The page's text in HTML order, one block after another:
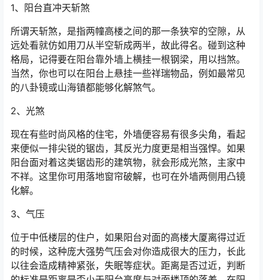
1、阳台直冲天斩煞
所谓天斩煞，是指两幢高楼之间的那一条狭窄的空隙，从
远处看就仿如用刀从半空斩成两半，故此得名。碰到这种
格局，记得要在阳台靠外墙上横挂一根钢梁，用以挡煞。
当然，你也可以在阳台上悬挂一些祥瑞物品，例如最常见
的八卦镜或山海镇都能够化解煞气。
2、光煞
现在有些时尚风格的住宅，外墙便容易有很多尖角，看起
来便似一排尖锐的锯齿，其反光力度更是相当强悍。如果
阳台面对着这类锯齿形的建筑物，就会形成光煞，主家中
不祥。这里你可用落地窗帘破解，也可在外墙两侧用凸镜
化解。
3、气压
位于中低楼层的住户，如果阳台对面的高楼大厦离得过近
的时候，这种庞大强势气压会对你造成很大的压力，长此
以往会造成精神紧张，失眠等症状。距离是否过近，判断